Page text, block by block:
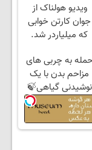
ویدیو هولناک از
جوان کارتن خوابی
که میلیاردر شد.
حمله به چربی های
مزاحم بدن با یک
نوشیدنی گیاهی🍃
خرید با تخفیف60%